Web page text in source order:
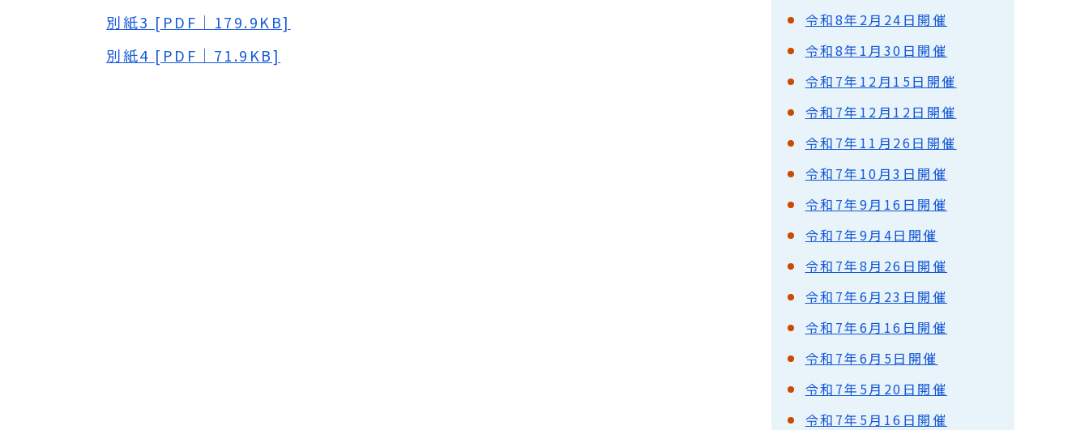
別紙3 [PDF｜179.9KB]
別紙4 [PDF｜71.9KB]
令和8年2月24日開催
令和8年1月30日開催
令和7年12月15日開催
令和7年12月12日開催
令和7年11月26日開催
令和7年10月3日開催
令和7年9月16日開催
令和7年9月4日開催
令和7年8月26日開催
令和7年6月23日開催
令和7年6月16日開催
令和7年6月5日開催
令和7年5月20日開催
令和7年5月16日開催